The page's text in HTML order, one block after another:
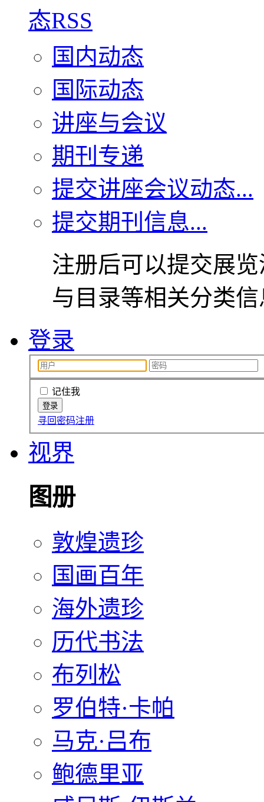
国内动态
国际动态
讲座与会议
期刊专递
提交讲座会议动态...
提交期刊信息...
注册后可以提交展
与目录等相关分类
登录
记住我
寻回密码注册
视界
图册
敦煌遗珍
国画百年
海外遗珍
历代书法
布列松
罗伯特·卡帕
马克·吕布
鲍德里亚